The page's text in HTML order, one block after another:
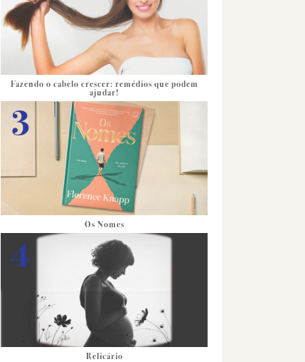
Fazendo o cabelo crescer: remédios que podem
ajudar!
Os Nomes
Relicário